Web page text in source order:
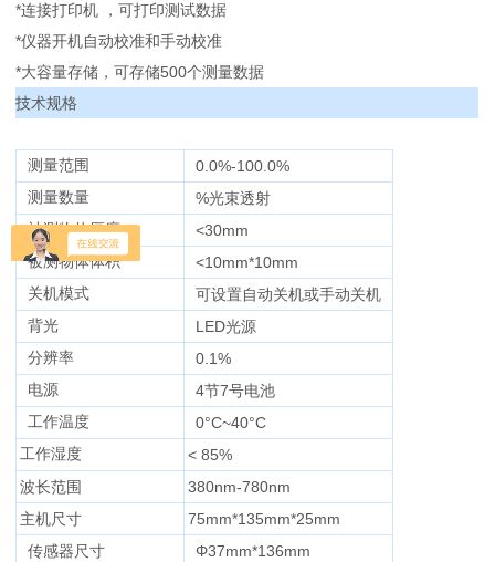
*连接打印机 ，可打印测试数据
*仪器开机自动校准和手动校准
*大容量存储，可存储500个测量数据
技术规格
测量范围 0.0%-100.0%
测量数量 %光束透射
被测物体厚度 <30mm
被测物体体积 <10mm*10mm
关机模式 可设置自动关机或手动关机
背光 LED光源
分辨率 0.1%
电源 4节7号电池
工作温度 0°C~40°C
工作湿度
< 85%
波长范围
380nm-780nm
主机尺寸
75mm*135mm*25mm
传感器尺寸
Φ37mm*136mm